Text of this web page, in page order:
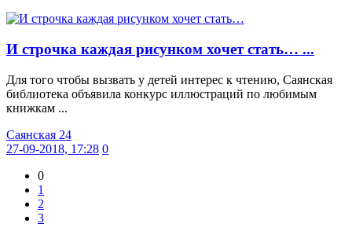
И строчка каждая рисунком хочет стать… ...
Для того чтобы вызвать у детей интерес к чтению, Саянская
библиотека объявила конкурс иллюстраций по любимым
книжкам ...
Саянская 24
27-09-2018, 17:28 0
0
1
2
3